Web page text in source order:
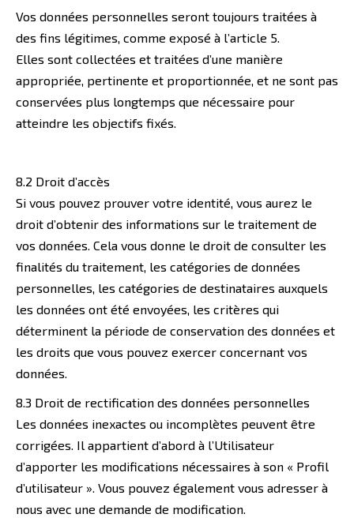
Vos données personnelles seront toujours traitées à
des fins légitimes, comme exposé à l’article 5.
Elles sont collectées et traitées d’une manière
appropriée, pertinente et proportionnée, et ne sont pas
conservées plus longtemps que nécessaire pour
atteindre les objectifs fixés.
8.2 Droit d’accès
Si vous pouvez prouver votre identité, vous aurez le
droit d’obtenir des informations sur le traitement de
vos données. Cela vous donne le droit de consulter les
finalités du traitement, les catégories de données
personnelles, les catégories de destinataires auxquels
les données ont été envoyées, les critères qui
déterminent la période de conservation des données et
les droits que vous pouvez exercer concernant vos
données.
8.3 Droit de rectification des données personnelles
Les données inexactes ou incomplètes peuvent être
corrigées. Il appartient d’abord à l’Utilisateur
d’apporter les modifications nécessaires à son « Profil
d’utilisateur ». Vous pouvez également vous adresser à
nous avec une demande de modification.